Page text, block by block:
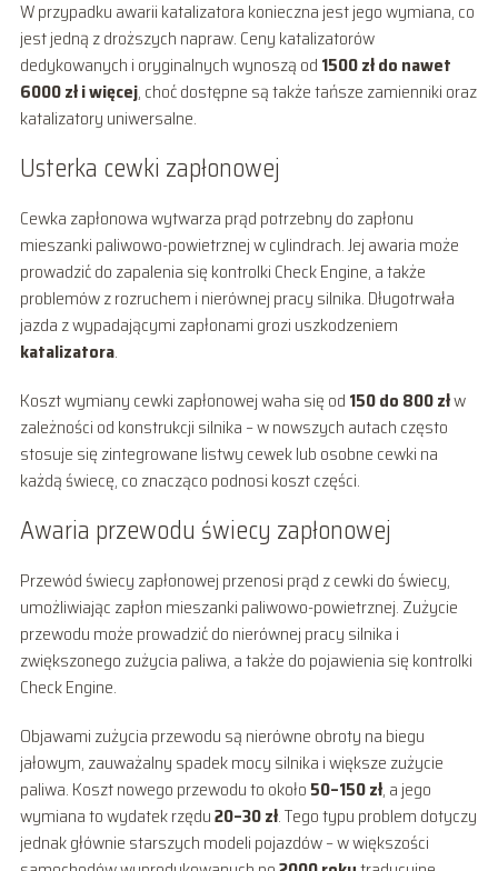
W przypadku awarii katalizatora konieczna jest jego wymiana, co
jest jedną z droższych napraw. Ceny katalizatorów
dedykowanych i oryginalnych wynoszą od 1500 zł do nawet
6000 zł i więcej, choć dostępne są także tańsze zamienniki oraz
katalizatory uniwersalne.
Usterka cewki zapłonowej
Cewka zapłonowa wytwarza prąd potrzebny do zapłonu
mieszanki paliwowo-powietrznej w cylindrach. Jej awaria może
prowadzić do zapalenia się kontrolki Check Engine, a także
problemów z rozruchem i nierównej pracy silnika. Długotrwała
jazda z wypadającymi zapłonami grozi uszkodzeniem
katalizatora.
Koszt wymiany cewki zapłonowej waha się od 150 do 800 złw
zależności od konstrukcji silnika – w nowszych autach często
stosuje się zintegrowane listwy cewek lub osobne cewki na
każdą świecę, co znacząco podnosi koszt części.
Awaria przewodu świecy zapłonowej
Przewód świecy zapłonowej przenosi prąd z cewki do świecy,
umożliwiając zapłon mieszanki paliwowo-powietrznej. Zużycie
przewodu może prowadzić do nierównej pracy silnika i
zwiększonego zużycia paliwa, a także do pojawienia się kontrolki
Check Engine.
Objawami zużycia przewodu są nierówne obroty na biegu
jałowym, zauważalny spadek mocy silnika i większe zużycie
paliwa. Koszt nowego przewodu to około 50–150 zł, a jego
wymiana to wydatek rzędu20–30 zł. Tego typu problem dotyczy
jednak głównie starszych modeli pojazdów – w większości